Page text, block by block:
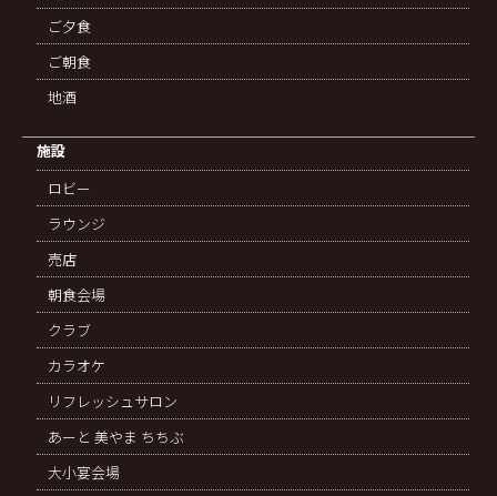
ご夕食
ご朝食
地酒
施設
ロビー
ラウンジ
売店
朝食会場
クラブ
カラオケ
リフレッシュサロン
あーと 美やま ちちぶ
大小宴会場